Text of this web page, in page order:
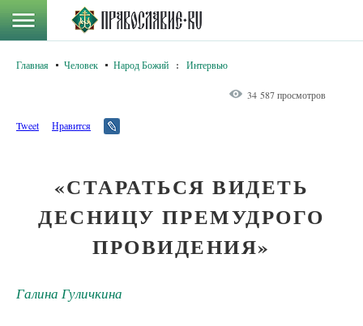
Главная Человек Народ Божий : Интервью
34 587 просмотров
Tweet Нравится
«СТАРАТЬСЯ ВИДЕТЬ
ДЕСНИЦУ ПРЕМУДРОГО
ПРОВИДЕНИЯ»
Галина Гуличкина